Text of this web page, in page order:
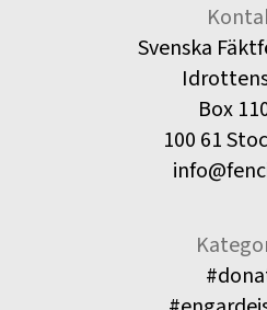
Svenska
Box
100 61